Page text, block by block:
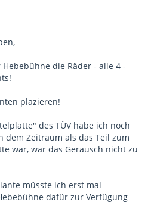
die Räder - alle 4 -
plazieren!
des TÜV habe ich noch
dem Zeitraum als das Teil zum
war, war das Geräusch nicht zu
müsste ich erst mal
dafür zur Verfügung